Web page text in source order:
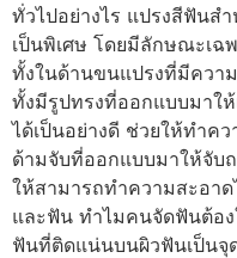
ทั่วไปอย่างไร แปรงสีฟันส
เป็นพิเศษ โดยมีลักษณะเฉ
ทั้งในด้านขนแปรงที่มีควา
ทั้งมีรูปทรงที่ออกแบบมาใ
ได้เป็นอย่างดี ช่วยให้ทำ
ด้ามจับที่ออกแบบมาให้จับ
ให้สามารถทำความสะอาด
และฟัน ทำไมคนจัดฟันต้อง
ฟันที่ติดแน่นบนผิวฟันเป็นจุ